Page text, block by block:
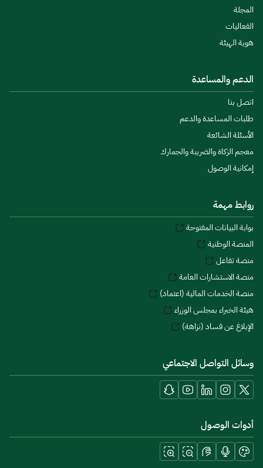
المجلة
الفعاليات
هوية الهيئة
الدعم والمساعدة
اتصل بنا
طلبات المساعدة والدعم
الأسئلة الشائعة
معجم الزكاة والضريبة والجمارك
إمكانية الوصول
روابط مهمة
بوابة البيانات المفتوحة
المنصة الوطنية
منصة تفاعل
منصة الاستشارات العامة
منصة الخدمات المالية (اعتماد)
هيئة الخبراء بمجلس الوزراء
الإبلاغ عن فساد (نزاهة)
وسائل التواصل الاجتماعي
أدوات الوصول